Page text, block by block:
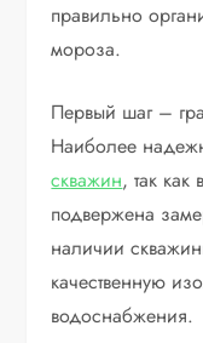
правильно
мороза.
Первый шаг –
Наиболее
скважин, так
подвержена
наличии
качественную
водоснабжения.